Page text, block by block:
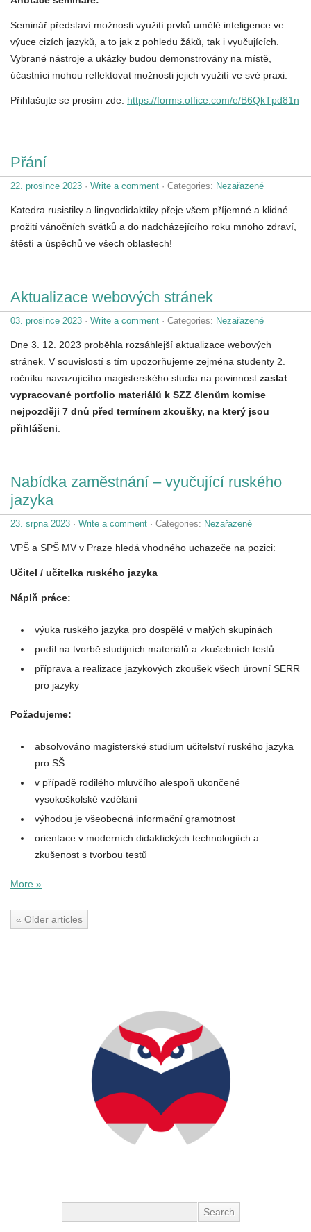
Seminář představí možnosti využití prvků umělé inteligence ve
výuce cizích jazyků, a to jak z pohledu žáků, tak i vyučujících.
Vybrané nástroje a ukázky budou demonstrovány na místě,
účastníci mohou reflektovat možnosti jejich využití ve své praxi.
Přihlašujte se prosím zde: https://forms.office.com/e/B6QkTpd81n
Přání
22. prosince 2023 · Write a comment · Categories: Nezařazené
Katedra rusistiky a lingvodidaktiky přeje všem příjemné a klidné
prožití vánočních svátků a do nadcházejícího roku mnoho zdraví,
štěstí a úspěchů ve všech oblastech!
Aktualizace webových stránek
03. prosince 2023 · Write a comment · Categories: Nezařazené
Dne 3. 12. 2023 proběhla rozsáhlejší aktualizace webových
stránek. V souvislostí s tím upozorňujeme zejména studenty 2.
ročníku navazujícího magisterského studia na povinnost zaslat
vypracované portfolio materiálů k SZZ členům komise
nejpozději 7 dnů před termínem zkoušky, na který jsou
přihlášeni
Nabídka zaměstnání – vyučující ruského
jazyka
23. srpna 2023 · Write a comment · Categories: Nezařazené
VPŠ a SPŠ MV v Praze hledá vhodného uchazeče na pozici:
Učitel / učitelka ruského jazyka
Náplň práce:
výuka ruského jazyka pro dospělé v malých skupinách
podíl na tvorbě studijních materiálů a zkušebních testů
příprava a realizace jazykových zkoušek všech úrovní SERR
pro jazyky
Požadujeme:
absolvováno magisterské studium učitelství ruského jazyka
pro SŠ
v případě rodilého mluvčího alespoň ukončené
vysokoškolské vzdělání
výhodou je všeobecná informační gramotnost
orientace v moderních didaktických technologiích a
zkušenost s tvorbou testů
More »
« Older articles